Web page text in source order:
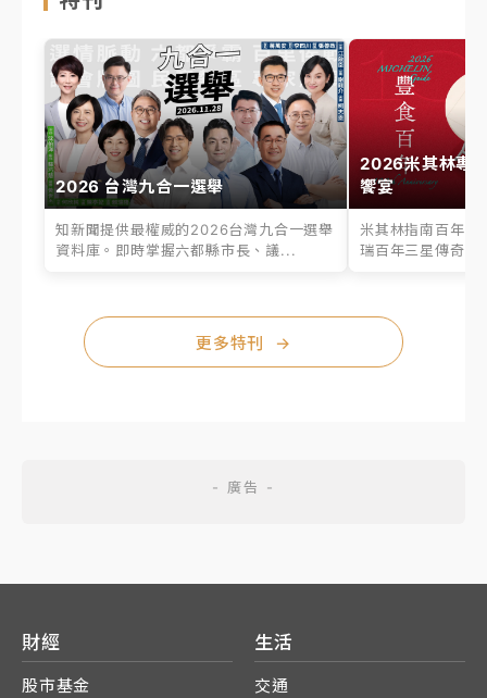
2026 台灣九合一選舉
知新聞提供最權威的2026台灣九合一選舉
資料庫。即時掌握六都縣市長、議...
2026米其林專
饗宴
米其林指南百年之
瑞百年三星傳奇、
更多特刊 →
財經
股市基金
生活
交通